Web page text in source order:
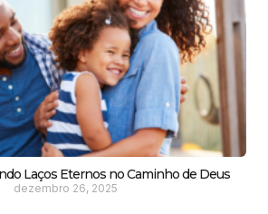
Laços Eternos no Caminho de Deus
dezembro 26, 2025